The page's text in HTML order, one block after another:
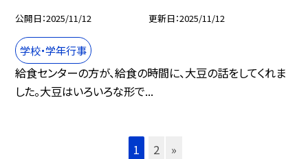
公開日 2025/11/12 更新日 2025/11/12
学校・学年行事
給食センターの方が、給食の時間に、大豆の話をしてくれま
した。大豆はいろいろな形で...
1 2 »